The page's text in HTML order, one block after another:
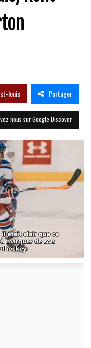
louis Partager
nous sur Google Discover